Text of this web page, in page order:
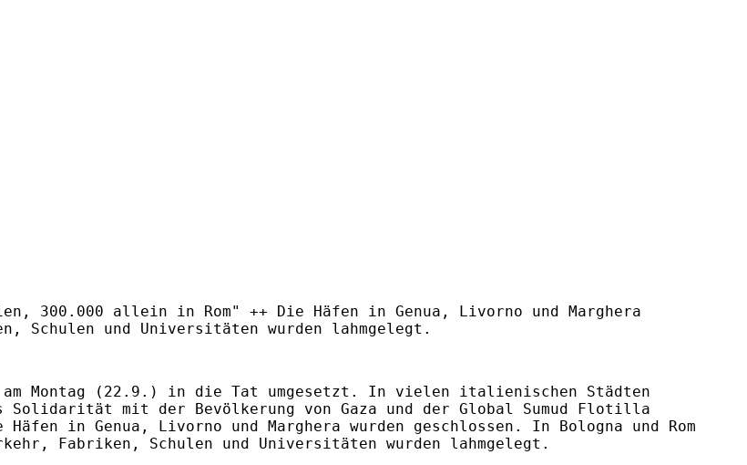
allein in Rom" ++ Die Häfen in Genua, Livorno und Marghera
Schulen und Universitäten wurden lahmgelegt.
Montag (22.9.) in die Tat umgesetzt. In vielen italienischen Städten
Solidarität mit der Bevölkerung von Gaza und der Global Sumud Flotilla
in Genua, Livorno und Marghera wurden geschlossen. In Bologna und Rom
Fabriken, Schulen und Universitäten wurden lahmgelegt.